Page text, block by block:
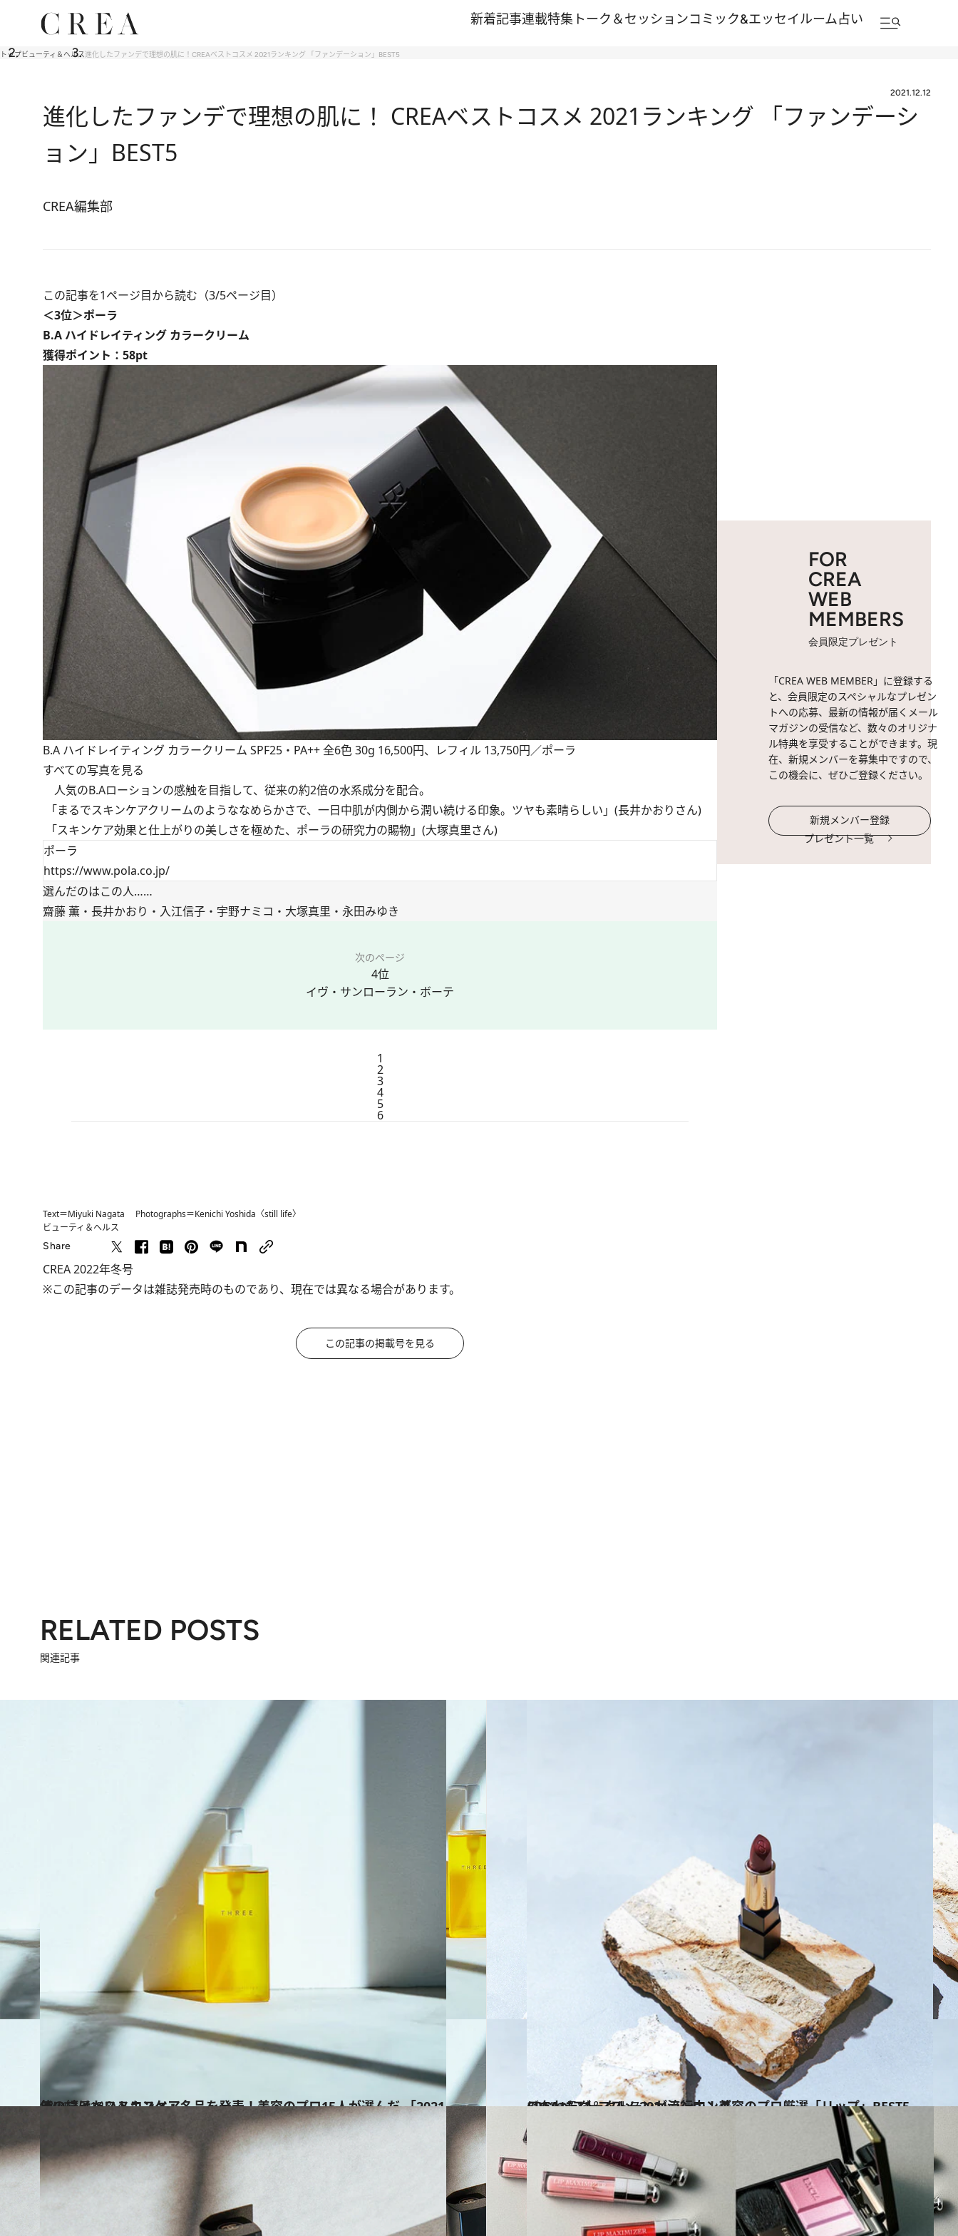
新着記事連載特集 トーク＆セッションコミック&エッセイルーム占い
トップビューティ＆ヘルス進化したファンデで理想の肌に！CREAベストコスメ 2021ランキング 「ファンデーション」BEST5
2021.12.12
進化したファンデで理想の肌に！ CREAベストコスメ 2021ランキング 「ファンデーシ
ョン」BEST5
CREA編集部
この記事を1ページ目から読む（3/5ページ目）
＜3位＞ポーラ
B.A ハイドレイティング カラークリーム
獲得ポイント：58pt
B.A ハイドレイティング カラークリーム SPF25・PA++ 全6色 30g 16,500円、レフィル 13,750円／ポーラ
すべての写真を見る
人気のB.Aローションの感触を目指して、従来の約2倍の水系成分を配合。
「まるでスキンケアクリームのようななめらかさで、一日中肌が内側から潤い続ける印象。ツヤも素晴らしい」(長井かおりさん)
「スキンケア効果と仕上がりの美しさを極めた、ポーラの研究力の賜物」(大塚真里さん)
ポーラ
https://www.pola.co.jp/
選んだのはこの人……
齋藤 薫・長井かおり・入江信子・宇野ナミコ・大塚真里・永田みゆき
次のページ
4位
イヴ・サンローラン・ボーテ
1
2
3
4
5
6
Text＝Miyuki Nagata Photographs＝Kenichi Yoshida〈still life〉
ビューティ＆ヘルス
Share
CREA 2022年冬号
※この記事のデータは雑誌発売時のものであり、現在では異なる場合があります。
この記事の掲載号を見る
FOR
CREA
WEB
MEMBERS
会員限定プレゼント
「CREA WEB MEMBER」に登録する
と、会員限定のスペシャルなプレゼン
トへの応募、最新の情報が届くメール
マガジンの受信など、数々のオリジナ
ル特典を享受することができます。現
在、新規メンバーを募集中ですので、
この機会に、ぜひご登録ください。
新規メンバー登録
プレゼント一覧
RELATED POSTS
関連記事
2021.12.12
使い続けたいスキンケア名品を発表！美容のプロ15人が選んだ 「2021年のマイベストコスメ」
ビューティ＆ヘルス 2021.12.12
こなれたダークトーンが流行中！美容のプロ厳選「リップ」BEST5 CREAベストコスメ 2021ランキング
ビューティ＆ヘルス